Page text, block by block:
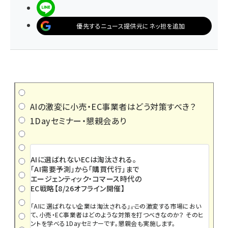
優先するニュース提供元にネッ担を追加
AIの激変に小売・EC事業者はどう対策すべき？
1Dayセミナー・懇親会あり
AIに選ばれないECは淘汰される。
「AI需要予測」から「購買代行」まで
エージェンティック・コマース時代の
EC戦略【8/26オフライン開催】
「AIに選ばれない企業は淘汰される」――。この激変する市場におい
て、小売・EC事業者はどのような対策を打つべきなのか？ そのヒ
ントを学べる1Dayセミナーです。懇親会も実施します。